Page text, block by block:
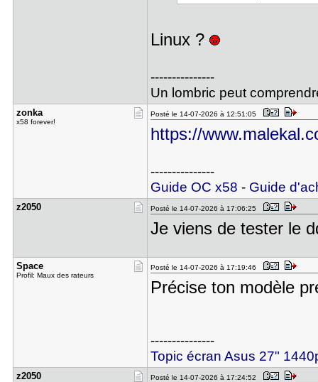
Linux ?
---------------
Un lombric peut
zonka
x58 forever!
Posté le 14-07-2026 à 12:51:05
https://
---------------
Guide OC x58 - Guide
z2050 Posté le 14-07-2026 à 17:06:25
Je viens de tester le
Space
Profil: Maux des rateurs
Posté le 14-07-2026 à 17:19:46
Précise ton modèle
---------------
Topic écran Asus 27"
z2050 Posté le 14-07-2026 à 17:24:52